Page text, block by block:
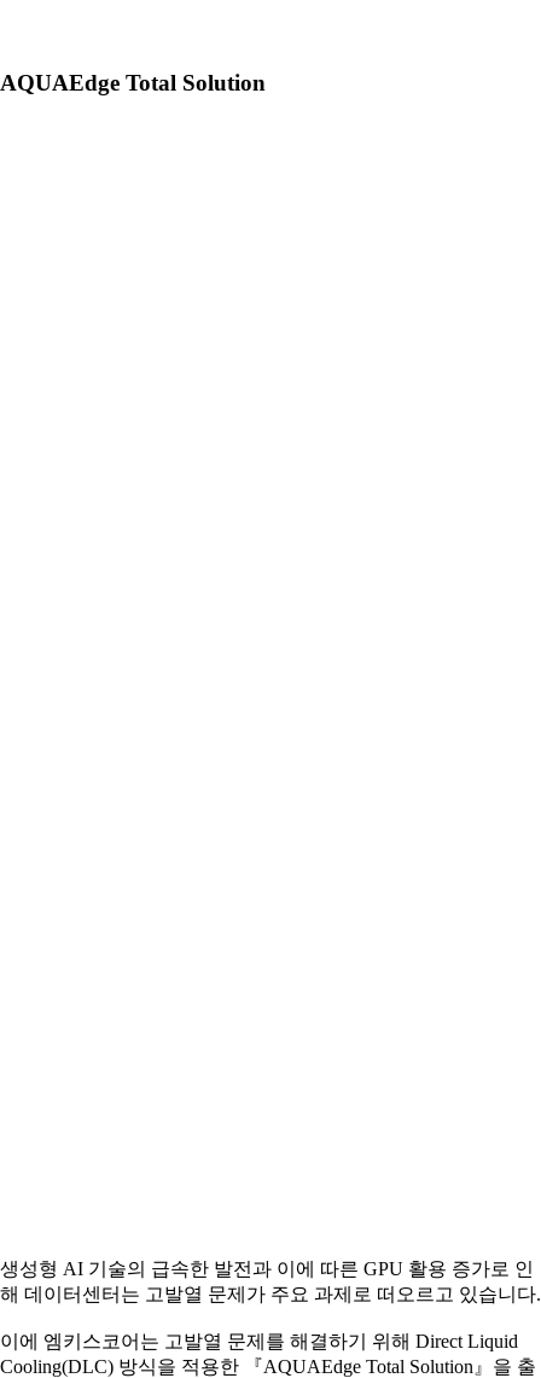
AQUAEdge Total Solution
생성형 AI 기술의 급속한 발전과 이에 따른 GPU 활용 증가로 인
해 데이터센터는 고발열 문제가 주요 과제로 떠오르고 있습니다.
이에 엠키스코어는 고발열 문제를 해결하기 위해 Direct Liquid
Cooling(DLC) 방식을 적용한 『AQUAEdge Total Solution』을 출